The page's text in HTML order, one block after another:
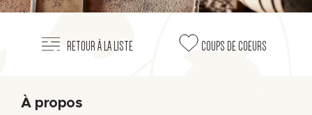
RETOUR À LA LISTE COUPS DE COEURS
À propos